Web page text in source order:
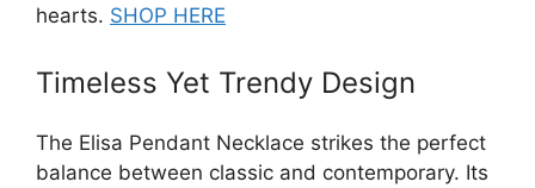
hearts. SHOP HERE
Timeless Yet Trendy Design
The Elisa Pendant Necklace strikes the perfect
balance between classic and contemporary. Its